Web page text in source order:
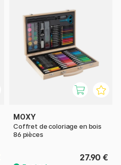
MOXY
Coffret de coloriage en bois
86 pièces
27.90 €